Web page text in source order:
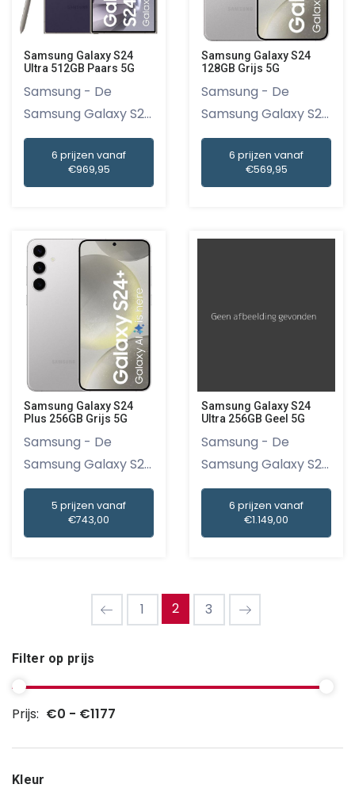
Samsung Galaxy S24
Ultra 512GB Paars 5G
Samsung - De
Samsung Galaxy S24
Ultra 512GB...
6 prijzen vanaf
€969,95
Samsung Galaxy S24
128GB Grijs 5G
Samsung - De
Samsung Galaxy S24
128GB Grijs...
6 prijzen vanaf
€569,95
Samsung Galaxy S24
Plus 256GB Grijs 5G
Samsung - De
Samsung Galaxy S24
Plus 256GB...
5 prijzen vanaf
€743,00
Samsung Galaxy S24
Ultra 256GB Geel 5G
Samsung - De
Samsung Galaxy S24
Ultra 256GB...
6 prijzen vanaf
€1.149,00
1 2 3
Filter op prijs
Prijs: €0 - €1177
Kleur